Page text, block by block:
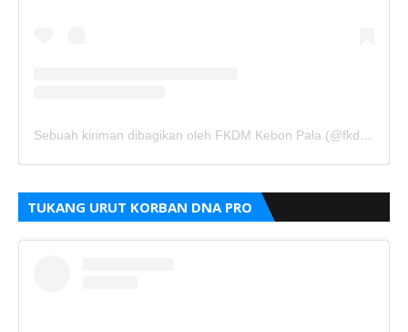
Sebuah kiriman dibagikan oleh FKDM Kebon Pala (@fkdm_kebonpala)
TUKANG URUT KORBAN DNA PRO